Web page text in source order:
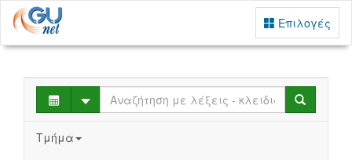
Επιλογές
Select Search
Τμήμα